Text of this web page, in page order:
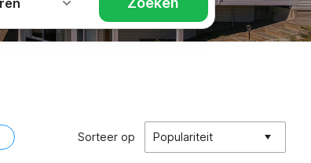
Sorteer op Populariteit